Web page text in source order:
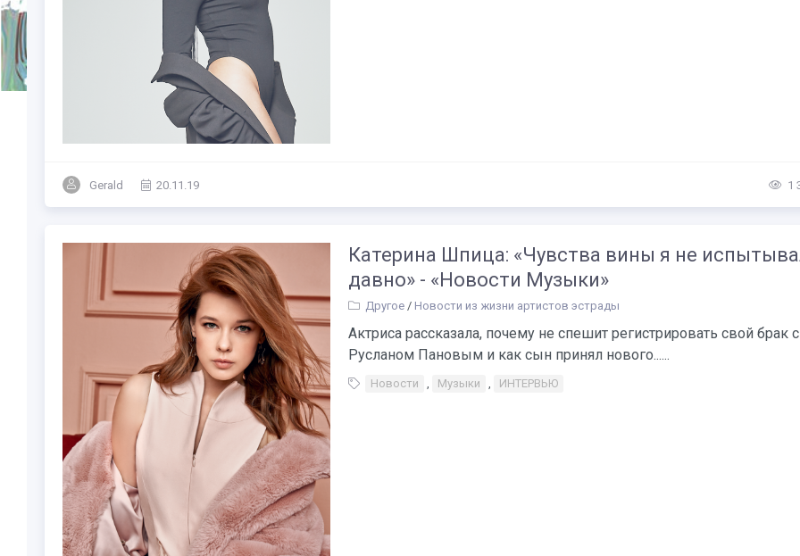
Gerald 20.11.19 1
Катерина Шпица: «Чувства вины я не
давно» - «Новости Музыки»
Другое / Новости из жизни артистов эстрады
Актриса рассказала, почему не спешит регистрировать свой брак с
Русланом Пановым и как сын принял нового......
Новости , Музыки , ИНТЕРВЬЮ